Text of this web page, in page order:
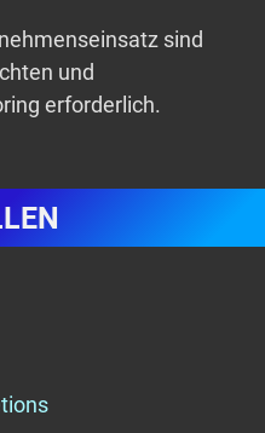
sind
und
erforderlich.